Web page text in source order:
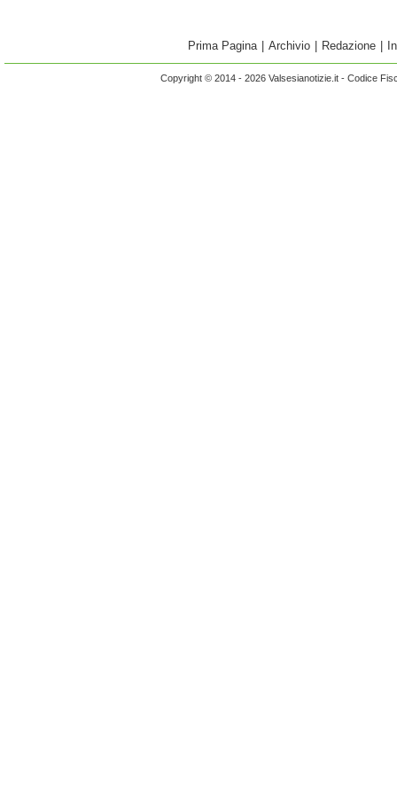
Prima Pagina | Archivio | Redazione |
Copyright © 2014 - 2026 Valsesianotizie.it - Codice